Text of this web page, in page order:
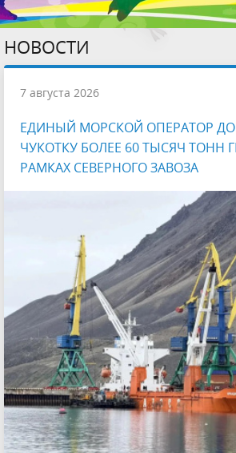
НОВОСТИ
7 августа 2026
ЕДИНЫЙ МОРСКОЙ ОПЕРАТОР
ЧУКОТКУ БОЛЕЕ 60 ТЫСЯЧ ТОНН
РАМКАХ СЕВЕРНОГО ЗАВОЗА